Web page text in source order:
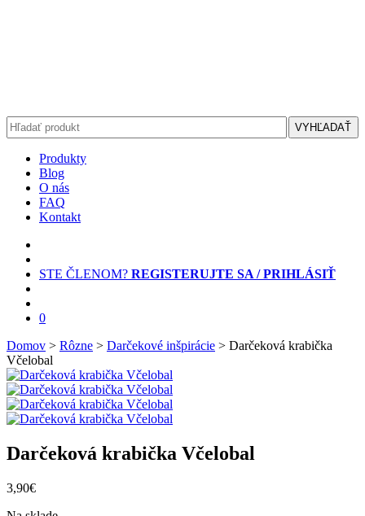
VYHĽADAŤ
Produkty
Blog
O nás
FAQ
Kontakt
STE ČLENOM? REGISTERUJTE SA / PRIHLÁSIŤ
0
Domov > Rôzne > Darčekové inšpirácie > Darčeková krabička
Včelobal
Darčeková krabička Včelobal
3,90€